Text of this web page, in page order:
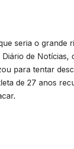
seria o grande
de
para tentar
de 27 anos